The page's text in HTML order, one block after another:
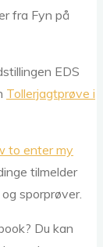
fra Fyn på
EDS
Tollerjagtprøve i
to enter my
tilmelder
sporprøver.
Du kan